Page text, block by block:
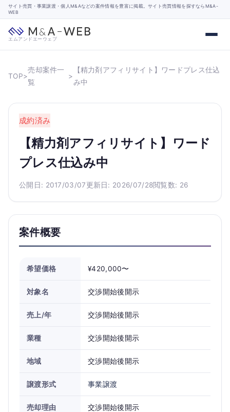
サイト売買・事業譲渡・個人M&Aなどの案件情報を豊富に掲載。サイト売買情報を探すならM&A-
WEB
エムアンドエーウェブ
TOP>
売却案件一
覧
>
【精力剤アフィリサイト】ワードプレス仕込
み中
成約済み
【精力剤アフィリサイト】ワード
プレス仕込み中
公開日: 2017/03/07更新日: 2026/07/28閲覧数: 26
案件概要
希望価格 ¥420,000〜
対象名 交渉開始後開示
売上/年 交渉開始後開示
業種 交渉開始後開示
地域 交渉開始後開示
譲渡形式 事業譲渡
売却理由 交渉開始後開示